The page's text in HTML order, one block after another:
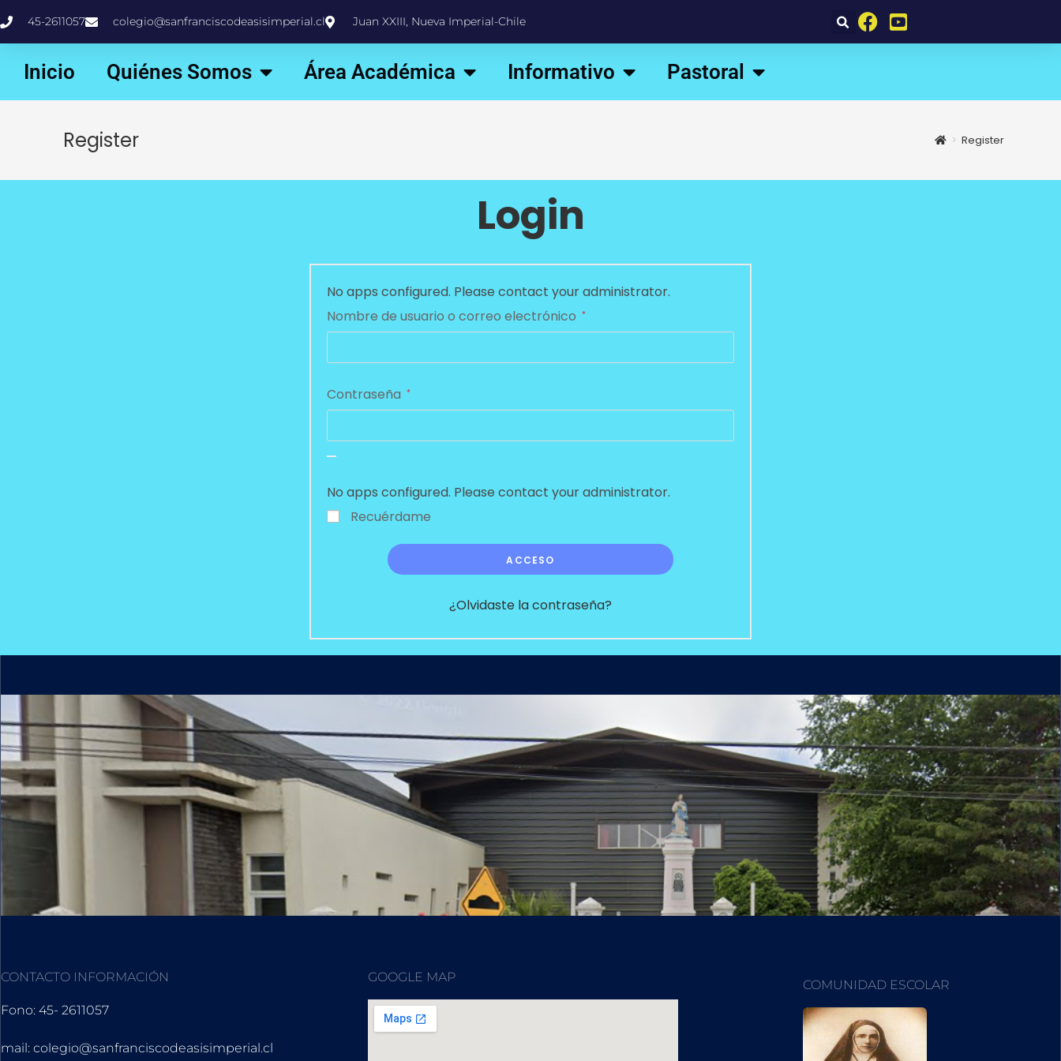
45-2611057 colegio@sanfranciscodeasisimperial.cl Juan XXIII, Nueva Imperial-Chile
Inicio Quiénes Somos Área Académica Informativo Pastoral
Register > Register
Login
No apps configured. Please contact your administrator.
Nombre de usuario o correo electrónico *
Contraseña *
No apps configured. Please contact your administrator.
Recuérdame
ACCESO
¿Olvidaste la contraseña?
CONTACTO INFORMACIÓN
Fono: 45- 2611057
mail: colegio@sanfranciscodeasisimperial.cl
GOOGLE MAP
COMUNIDAD ESCOLAR